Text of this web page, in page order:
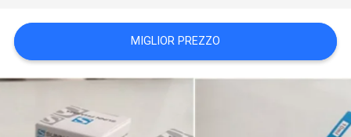
POLICY
MIGLIOR PREZZO